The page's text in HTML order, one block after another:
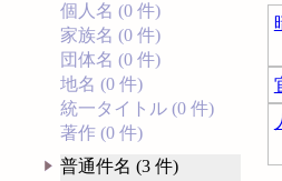
個人名 (0 件)
家族名 (0 件)
団体名 (0 件)
地名 (0 件)
統一タイトル (0 件)
著作 (0 件)
普通件名 (3 件)